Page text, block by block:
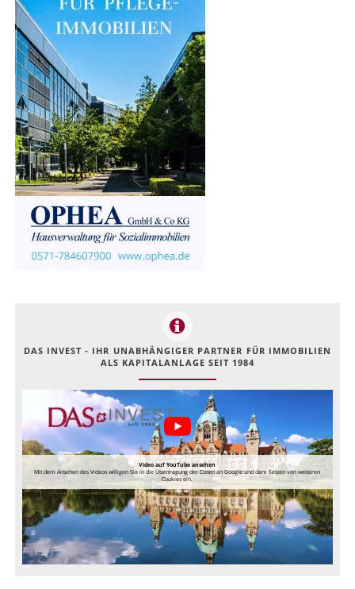
DAS INVEST - IHR UNABHÄNGIGER PARTNER FÜR IMMOBILIEN
ALS KAPITALANLAGE SEIT 1984
Video auf YouTube ansehen
Mit dem Ansehen des Videos willigen Sie in die Übertragung der Daten an Google und dem Setzen von weiteren
Cookies ein.